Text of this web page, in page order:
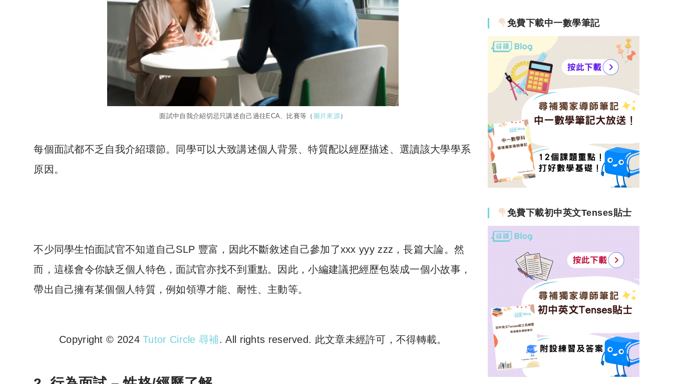
面試中自我介紹切忌只講述自己過往ECA、比賽等（ 圖片來源）
每個面試都不乏自我介紹環節。同學可以大致講述個人背景、特質配以經歷描述、選讀該大學學系
原因。
不少同學生怕面試官不知道自己SLP 豐富，因此不斷敘述自己參加了xxx yyy zzz，長篇大論。然
而，這樣會令你缺乏個人特色，面試官亦找不到重點。因此，小編建議把經歷包裝成一個小故事，
帶出自己擁有某個個人特質，例如領導才能、耐性、主動等。
Copyright © 2024Tutor Circle 尋補. All rights reserved. 此文章未經許可，不得轉載。
免費下載中一數學筆記
免費下載初中英文Tenses貼士